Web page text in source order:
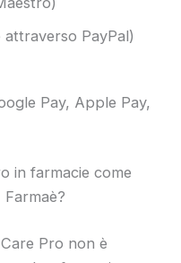
PayPal)
Pay, Apple Pay,
in farmacie come
Farmaè?
Pro non è